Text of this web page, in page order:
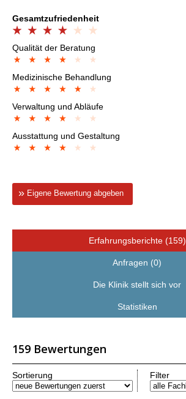
Gesamtzufriedenheit
Qualität der Beratung
Medizinische Behandlung
Verwaltung und Abläufe
Ausstattung und Gestaltung
Eigene Bewertung abgeben
Erfahrungsberichte (159)
Anfragen (0)
Die Klinik stellt sich vor
Statistiken
159 Bewertungen
Sortierung Filter